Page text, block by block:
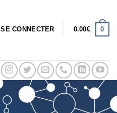
SE CONNECTER 0.00€ 0